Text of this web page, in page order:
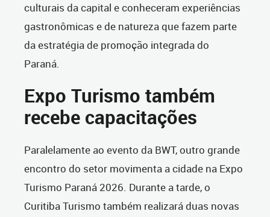
culturais da capital e conheceram experiências
gastronômicas e de natureza que fazem parte
da estratégia de promoção integrada do
Paraná.
Expo Turismo também
recebe capacitações
Paralelamente ao evento da BWT, outro grande
encontro do setor movimenta a cidade na Expo
Turismo Paraná 2026. Durante a tarde, o
Curitiba Turismo também realizará duas novas